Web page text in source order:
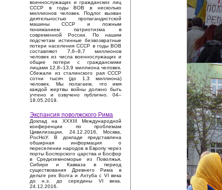
военнослужащих и гражданских лиц
СССР в годы ВОВ в несколько
миллионов человек. Подлог вызван
деятельностью пропагандистской
машины СССР и ложным
пониманием патриотизма в
современной России. По нашим
подсчетам истинные безвозвратные
потери населения СССР в годы ВОВ
составляют 7,6–8,7 миллионов
человек из числа военнослужащих и
общие потери с гражданскими
лицами 12,8–13,9 миллиона человек.
Сбежали из сталинского рая СССР
сотни тысяч (до 1,3 миллиона)
человек. Мы полагаем, что имя
каждой жертвы войны должно быть
учтено и озвучено публично. 04–
18.05.2019.
Экспансия поволжского Рима
Доклад на XXXIII Международной
конференции по проблемам
Цивилизации, 24.12.2016, Москва,
РосНоУ. В докладе представлена
обширная информация о
переселении народов в Европу через
порты Боспорского царства и Босфор
в Средиземноморье из Поволжья,
Сибири и Кавказа в период
существования Древнего Рима в
дельте рек Волга и Ахтуба с VI века
до н.э. до середины VI века.
24.12.2016.